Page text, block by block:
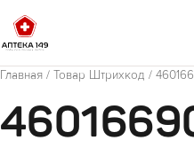
Главная / Товар Штрихкод /